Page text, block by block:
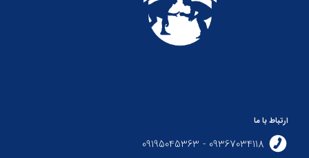
ارتباط با ما
09367034118 - 09195045363